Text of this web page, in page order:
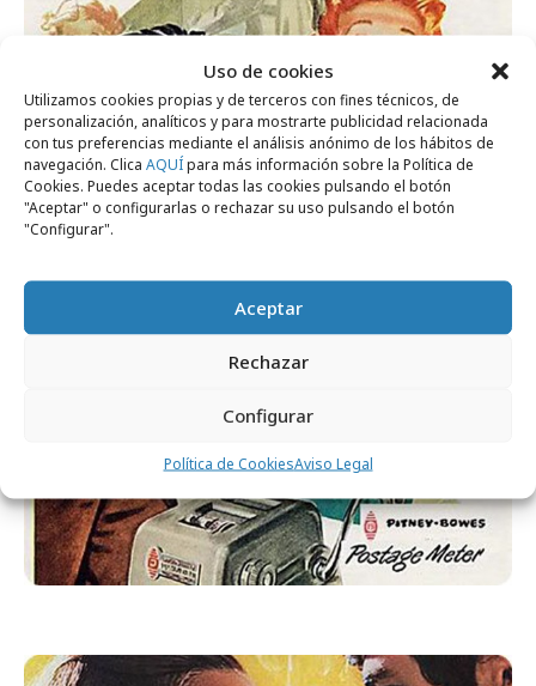
Uso de cookies
Utilizamos cookies propias y de terceros con fines técnicos, de
personalización, analíticos y para mostrarte publicidad relacionada
con tus preferencias mediante el análisis anónimo de los hábitos de
navegación. Clica AQUÍpara más información sobre la Política de
Cookies. Puedes aceptar todas las cookies pulsando el botón
"Aceptar" o configurarlas o rechazar su uso pulsando el botón
"Configurar".
Aceptar
Rechazar
Configurar
Política de CookiesAviso Legal